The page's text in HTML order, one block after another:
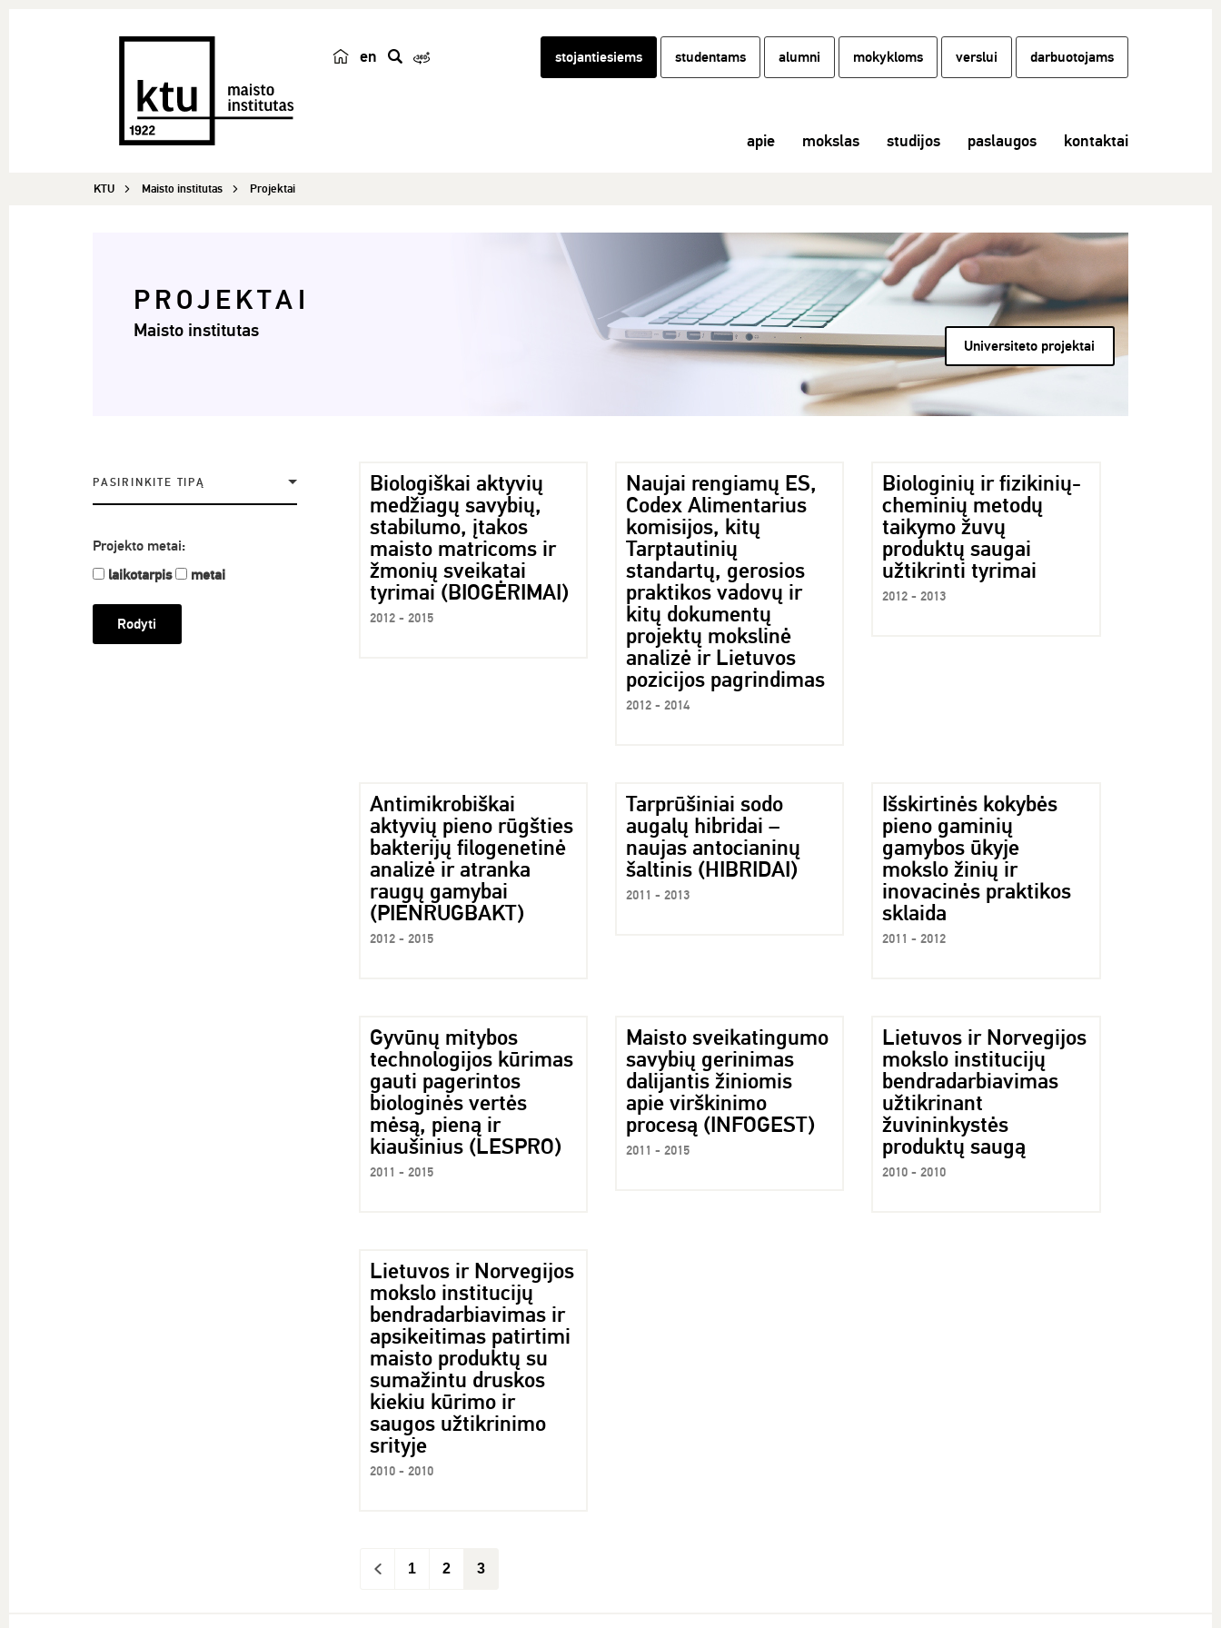
en stojantiesiems studentams alumni mokykloms verslui darbuotojams
apie mokslas studijos paslaugos kontaktai
KTU Maisto institutas Projektai
PROJEKTAI
Maisto institutas
Universiteto projektai
PASIRINKITE TIPĄ
Projekto metai:
laikotarpis
metai
Biologiškai aktyvių
medžiagų savybių,
stabilumo, įtakos
maisto matricoms ir
žmonių sveikatai
tyrimai (BIOGĖRIMAI)
2012 - 2015
Naujai rengiamų ES,
Codex Alimentarius
komisijos, kitų
Tarptautinių
standartų, gerosios
praktikos vadovų ir
kitų dokumentų
projektų mokslinė
analizė ir Lietuvos
pozicijos pagrindimas
2012 - 2014
Biologinių ir fizikinių-
cheminių metodų
taikymo žuvų
produktų saugai
užtikrinti tyrimai
2012 - 2013
Antimikrobiškai
aktyvių pieno rūgšties
bakterijų filogenetinė
analizė ir atranka
raugų gamybai
(PIENRUGBAKT)
2012 - 2015
Tarprūšiniai sodo
augalų hibridai –
naujas antocianinų
šaltinis (HIBRIDAI)
2011 - 2013
Išskirtinės kokybės
pieno gaminių
gamybos ūkyje
mokslo žinių ir
inovacinės praktikos
sklaida
2011 - 2012
Gyvūnų mitybos
technologijos kūrimas
gauti pagerintos
biologinės vertės
mėsą, pieną ir
kiaušinius (LESPRO)
2011 - 2015
Maisto sveikatingumo
savybių gerinimas
dalijantis žiniomis
apie virškinimo
procesą (INFOGEST)
2011 - 2015
Lietuvos ir Norvegijos
mokslo institucijų
bendradarbiavimas
užtikrinant
žuvininkystės
produktų saugą
2010 - 2010
Lietuvos ir Norvegijos
mokslo institucijų
bendradarbiavimas ir
apsikeitimas patirtimi
maisto produktų su
sumažintu druskos
kiekiu kūrimo ir
saugos užtikrinimo
srityje
2010 - 2010
< 1 2 3